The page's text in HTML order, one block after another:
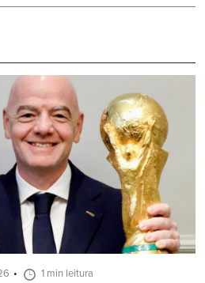
1 min leitura